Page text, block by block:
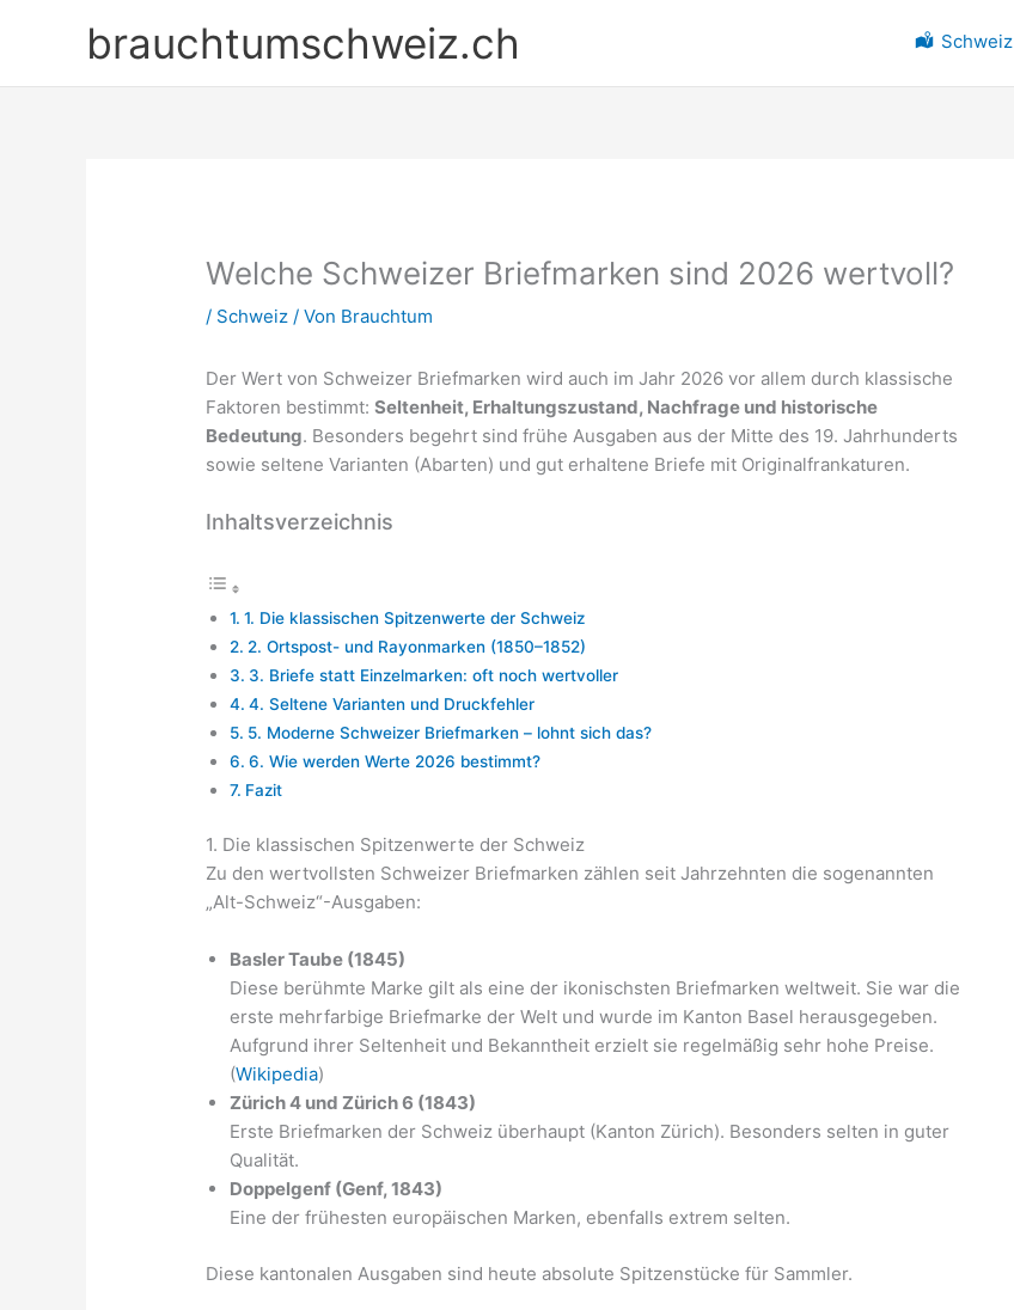
brauchtumschweiz.ch Schweiz
Welche Schweizer Briefmarken sind 2026 wertvoll?
/ Schweiz / Von Brauchtum
Der Wert von Schweizer Briefmarken wird auch im Jahr 2026 vor allem durch klassische
Faktoren bestimmt:Seltenheit, Erhaltungszustand, Nachfrage und historische
Bedeutung. Besonders begehrt sind frühe Ausgaben aus der Mitte des 19. Jahrhunderts
sowie seltene Varianten (Abarten) und gut erhaltene Briefe mit Originalfrankaturen.
Inhaltsverzeichnis
1. Die klassischen Spitzenwerte der Schweiz
2. Ortspost- und Rayonmarken (1850–1852)
3. Briefe statt Einzelmarken: oft noch wertvoller
4. Seltene Varianten und Druckfehler
5. Moderne Schweizer Briefmarken – lohnt sich das?
6. Wie werden Werte 2026 bestimmt?
Fazit
1. Die klassischen Spitzenwerte der Schweiz
Zu den wertvollsten Schweizer Briefmarken zählen seit Jahrzehnten die sogenannten
„Alt-Schweiz“-Ausgaben:
Basler Taube (1845)
Diese berühmte Marke gilt als eine der ikonischsten Briefmarken weltweit. Sie war die
erste mehrfarbige Briefmarke der Welt und wurde im Kanton Basel herausgegeben.
Aufgrund ihrer Seltenheit und Bekanntheit erzielt sie regelmäßig sehr hohe Preise.
(Wikipedia)
Zürich 4 und Zürich 6 (1843)
Erste Briefmarken der Schweiz überhaupt (Kanton Zürich). Besonders selten in guter
Qualität.
Doppelgenf (Genf, 1843)
Eine der frühesten europäischen Marken, ebenfalls extrem selten.
Diese kantonalen Ausgaben sind heute absolute Spitzenstücke für Sammler.